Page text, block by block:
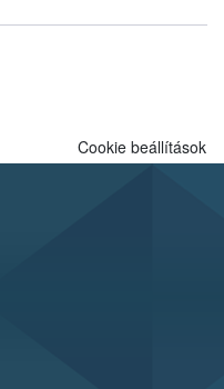
Cookie beállítások